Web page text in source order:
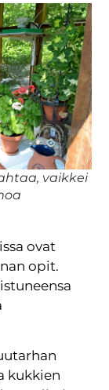
vaikkei
ovat
opit.
kukkien